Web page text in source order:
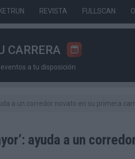
REVISTA FULLSCAN
CARRERA
a tu disposición
a un corredor novato en su primera
ayuda a un